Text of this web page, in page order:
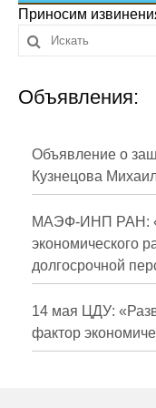
Сотрудники
Отчетность
Публикации
Научная жизнь
Издания
О
Приносим
Объявления:
Объявление о
Кузнецова
МАЭФ-ИНП РАН:
экономического
долгосрочной
14 мая ЦДУ:
фактор